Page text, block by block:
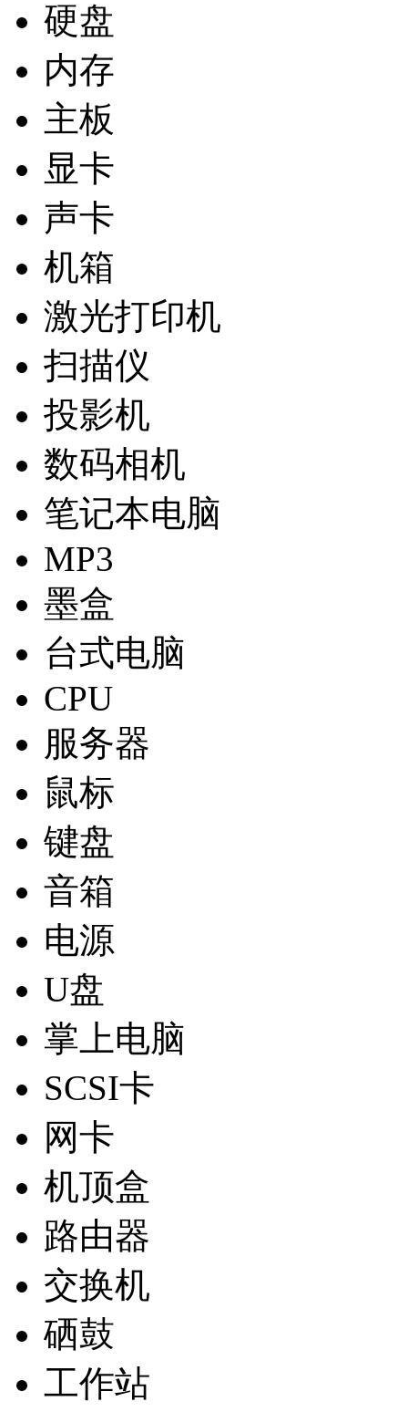
硬盘
内存
主板
显卡
声卡
机箱
激光打印机
扫描仪
投影机
数码相机
笔记本电脑
MP3
墨盒
台式电脑
CPU
服务器
鼠标
键盘
音箱
电源
U盘
掌上电脑
SCSI卡
网卡
机顶盒
路由器
交换机
硒鼓
工作站